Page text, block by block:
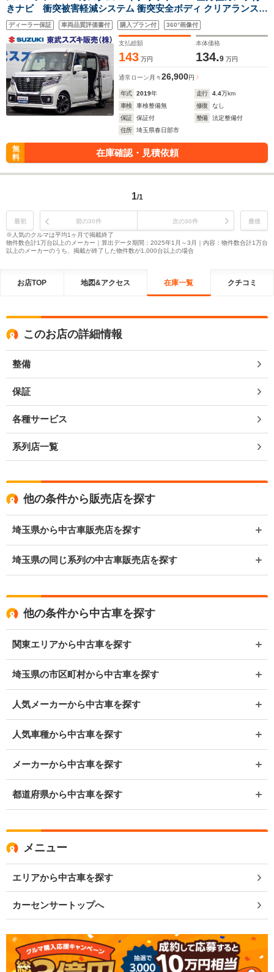
きナビ 衝突被害軽減システム 衝突安全ボディ クリアランスソ
ナー 盗難防止システム キーレスエントリー スマートキー ア
イドリングストップ フルフラット ベンチシート エアコン
ディーラー保証 車両品質評価書付 購入プラン付 360°画像付
支払総額
143 万円
本体価格
134.9 万円
通常ローン 月々26,900円
年式 2019年 走行 4.4万km
車検
車検整備無 修復
なし
保証
保証付 整備
法定整備付
住所
埼玉県春日部市
無
料
在庫確認・見積依頼
1/1
最初 前の30件 次の30件
最後
※人気のクルマは平均1ヶ月で掲載終了
物件数合計1万台以上のメーカー｜算出データ期間：2025年1月～3月｜内容：物件数合計1万台
以上のメーカーのうち、掲載が終了した物件数が1,000台以上の場合
お店TOP 地図&アクセス 在庫一覧 クチコミ
このお店の詳細情報
整備
保証
各種サービス
系列店一覧
他の条件から販売店を探す
埼玉県から中古車販売店を探す
埼玉県の同じ系列の中古車販売店を探す
他の条件から中古車を探す
関東エリアから中古車を探す
埼玉県の市区町村から中古車を探す
人気メーカーから中古車を探す
人気車種から中古車を探す
メーカーから中古車を探す
都道府県から中古車を探す
メニュー
エリアから中古車を探す
カーセンサートップへ